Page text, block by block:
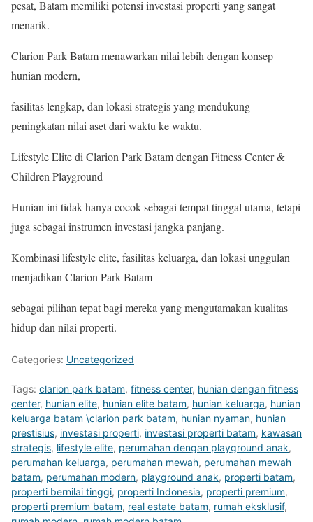
pesat, Batam memiliki potensi investasi properti yang sangat
menarik.
Clarion Park Batam menawarkan nilai lebih dengan konsep
hunian modern,
fasilitas lengkap, dan lokasi strategis yang mendukung
peningkatan nilai aset dari waktu ke waktu.
Lifestyle Elite di Clarion Park Batam dengan Fitness Center &
Children Playground
Hunian ini tidak hanya cocok sebagai tempat tinggal utama, tetapi
juga sebagai instrumen investasi jangka panjang.
Kombinasi lifestyle elite, fasilitas keluarga, dan lokasi unggulan
menjadikan Clarion Park Batam
sebagai pilihan tepat bagi mereka yang mengutamakan kualitas
hidup dan nilai properti.
Categories: Uncategorized
Tags: clarion park batam, fitness center, hunian dengan fitness
center, hunian elite, hunian elite batam, hunian keluarga, hunian
keluarga batam \clarion park batam, hunian nyaman, hunian
prestisius, investasi properti, investasi properti batam, kawasan
strategis, lifestyle elite, perumahan dengan playground anak,
perumahan keluarga, perumahan mewah, perumahan mewah
batam, perumahan modern, playground anak, properti batam,
properti bernilai tinggi, properti Indonesia, properti premium,
properti premium batam, real estate batam, rumah eksklusif,